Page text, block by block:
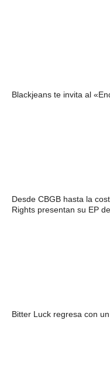
Blackjeans te invita al
Desde CBGB hasta la
Rights presentan su EP
Bitter Luck regresa con